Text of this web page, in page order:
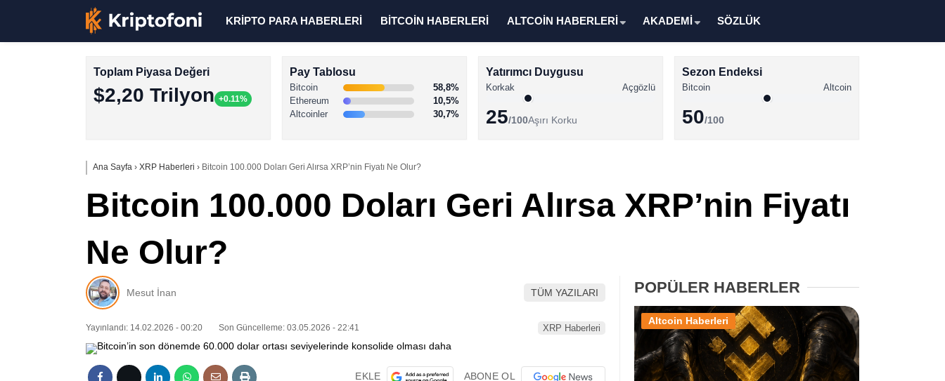
Altcoin Haberleri
XRP Haberleri
Memecoin Haberleri
Stablecoin Haberleri
KRİPTO PARA HABERLERİ BİTCOİN HABERLERİ ALTCOİN HABERLERİ AKADEMİ SÖZLÜK
Toplam Piyasa Değeri
$2,20 Trilyon +0.11%
Pay Tablosu
Bitcoin
58,8%
Ethereum
10,5%
Altcoinler
30,7%
Yatırımcı Duygusu
Korkak Açgözlü
25/100Aşırı Korku
Sezon Endeksi
Bitcoin Altcoin
50/100
Ana Sayfa › XRP Haberleri › Bitcoin 100.000 Doları Geri Alırsa XRP’nin Fiyatı Ne Olur?
Bitcoin 100.000 Doları Geri Alırsa XRP’nin Fiyatı
Ne Olur?
Mesut İnan TÜM YAZILARI
Yayınlandı: 14.02.2026 - 00:20 Son Güncelleme: 03.05.2026 - 22:41 XRP Haberleri
EKLE ABONE OL
POPÜLER HABERLER
Altcoin Haberleri